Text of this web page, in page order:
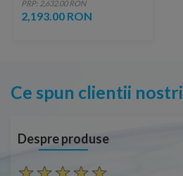
PRP: 2,632.00 RON
2,193.00 RON
Ce spun clientii nostri
Despre produse